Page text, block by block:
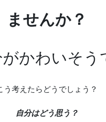
ませんか？
かわいそう
う考えたらどうでしょう？
自分はどう思う？